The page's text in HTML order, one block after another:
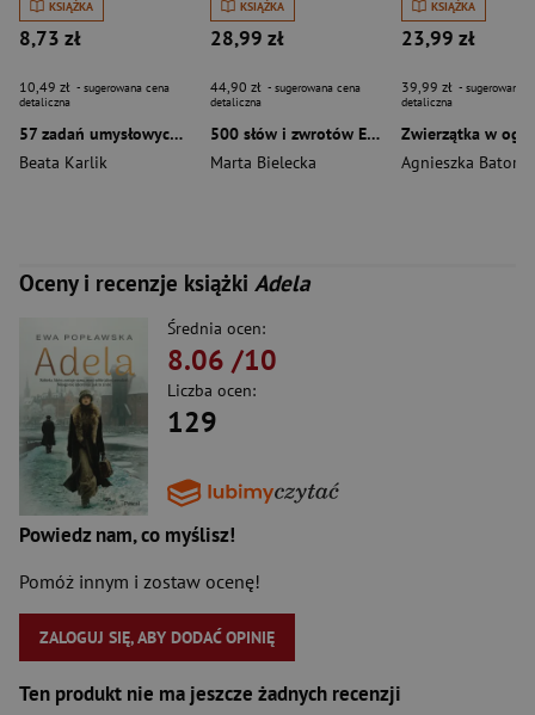
KSIĄŻKA
8,73 zł
10,49 zł - sugerowana cena
detaliczna
57 zadań umysłowych dla przedszkolaków
Beata Karlik
KSIĄŻKA
28,99 zł
44,90 zł - sugerowana cena
detaliczna
500 słów i zwrotów EXTRA
Marta Bielecka
KSIĄŻKA
23,99 zł
39,99 zł - sugerowana
detaliczna
Agnieszka Bator
Oceny i recenzje książki Adela
Średnia ocen:
8.06 /10
Liczba ocen:
129
Powiedz nam, co myślisz!
Pomóż innym i zostaw ocenę!
ZALOGUJ SIĘ, ABY DODAĆ OPINIĘ
Ten produkt nie ma jeszcze żadnych recenzji